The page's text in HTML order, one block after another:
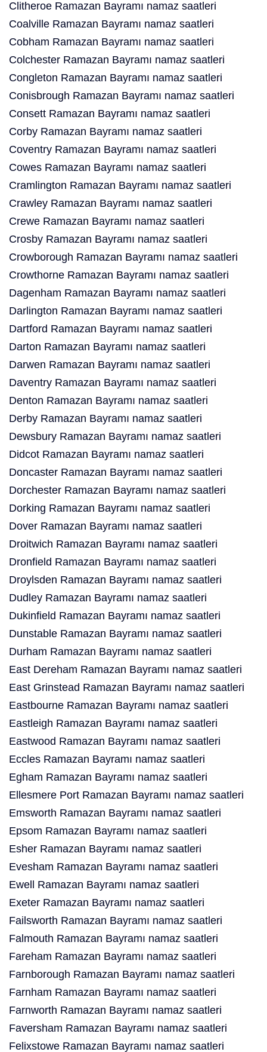
Clitheroe Ramazan Bayramı namaz saatleri
Coalville Ramazan Bayramı namaz saatleri
Cobham Ramazan Bayramı namaz saatleri
Colchester Ramazan Bayramı namaz saatleri
Congleton Ramazan Bayramı namaz saatleri
Conisbrough Ramazan Bayramı namaz saatleri
Consett Ramazan Bayramı namaz saatleri
Corby Ramazan Bayramı namaz saatleri
Coventry Ramazan Bayramı namaz saatleri
Cowes Ramazan Bayramı namaz saatleri
Cramlington Ramazan Bayramı namaz saatleri
Crawley Ramazan Bayramı namaz saatleri
Crewe Ramazan Bayramı namaz saatleri
Crosby Ramazan Bayramı namaz saatleri
Crowborough Ramazan Bayramı namaz saatleri
Crowthorne Ramazan Bayramı namaz saatleri
Dagenham Ramazan Bayramı namaz saatleri
Darlington Ramazan Bayramı namaz saatleri
Dartford Ramazan Bayramı namaz saatleri
Darton Ramazan Bayramı namaz saatleri
Darwen Ramazan Bayramı namaz saatleri
Daventry Ramazan Bayramı namaz saatleri
Denton Ramazan Bayramı namaz saatleri
Derby Ramazan Bayramı namaz saatleri
Dewsbury Ramazan Bayramı namaz saatleri
Didcot Ramazan Bayramı namaz saatleri
Doncaster Ramazan Bayramı namaz saatleri
Dorchester Ramazan Bayramı namaz saatleri
Dorking Ramazan Bayramı namaz saatleri
Dover Ramazan Bayramı namaz saatleri
Droitwich Ramazan Bayramı namaz saatleri
Dronfield Ramazan Bayramı namaz saatleri
Droylsden Ramazan Bayramı namaz saatleri
Dudley Ramazan Bayramı namaz saatleri
Dukinfield Ramazan Bayramı namaz saatleri
Dunstable Ramazan Bayramı namaz saatleri
Durham Ramazan Bayramı namaz saatleri
East Dereham Ramazan Bayramı namaz saatleri
East Grinstead Ramazan Bayramı namaz saatleri
Eastbourne Ramazan Bayramı namaz saatleri
Eastleigh Ramazan Bayramı namaz saatleri
Eastwood Ramazan Bayramı namaz saatleri
Eccles Ramazan Bayramı namaz saatleri
Egham Ramazan Bayramı namaz saatleri
Ellesmere Port Ramazan Bayramı namaz saatleri
Emsworth Ramazan Bayramı namaz saatleri
Epsom Ramazan Bayramı namaz saatleri
Esher Ramazan Bayramı namaz saatleri
Evesham Ramazan Bayramı namaz saatleri
Ewell Ramazan Bayramı namaz saatleri
Exeter Ramazan Bayramı namaz saatleri
Failsworth Ramazan Bayramı namaz saatleri
Falmouth Ramazan Bayramı namaz saatleri
Fareham Ramazan Bayramı namaz saatleri
Farnborough Ramazan Bayramı namaz saatleri
Farnham Ramazan Bayramı namaz saatleri
Farnworth Ramazan Bayramı namaz saatleri
Faversham Ramazan Bayramı namaz saatleri
Felixstowe Ramazan Bayramı namaz saatleri